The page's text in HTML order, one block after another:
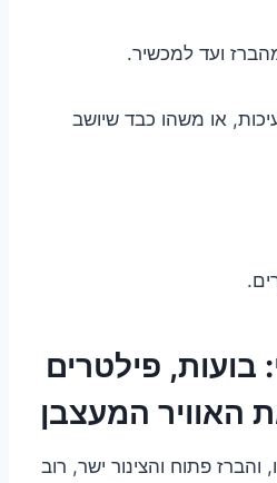
ועד למכשיר.
או משהו כבד שיושב
פילטרים
האוויר המעצבן
והברז פתוח והצינור ישר, רוב